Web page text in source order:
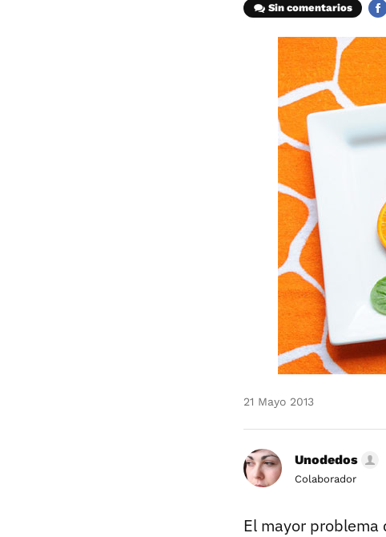
Sin comentarios
21 Mayo 2013
Unodedos
Colaborador
El mayor problema